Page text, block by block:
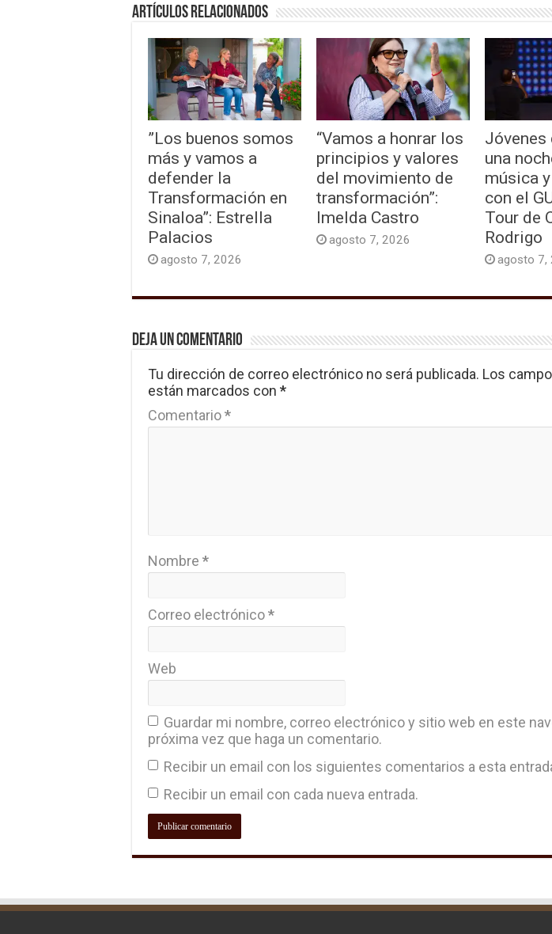
Artículos relacionados
”Los buenos somos
más y vamos a
defender la
Transformación en
Sinaloa”: Estrella
Palacios
agosto 7, 2026
“Vamos a honrar los
principios y valores
del movimiento de
transformación”:
Imelda Castro
agosto 7, 2026
una
música
con el
Tour de
Rodrigo
agosto 7,
Deja un comentario
Tu dirección de correo electrónico no será publicada. Los
están marcados con *
Comentario*
Nombre *
Correo electrónico*
Web
Guardar mi nombre, correo electrónico y sitio web en este
próxima vez que haga un comentario.
Recibir un email con los siguientes comentarios a esta
Recibir un email con cada nueva entrada.